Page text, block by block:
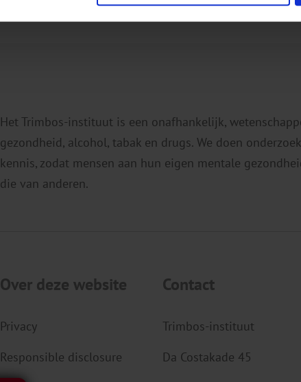
Het Trimbos-instituut is een onafhankelijk,
gezondheid, alcohol, tabak en drugs. We doen
kennis, zodat mensen aan hun eigen mentale
die van anderen.
Over deze website
Privacy
Responsible disclosure
Contact
Trimbos-instituut
Da Costakade 45